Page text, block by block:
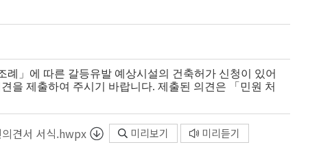
」에 따른 갈등유발 예상시설의 건축허가 신청이 있어
을 제출하여 주시기 바랍니다. 제출된 의견은 「민원 처
견서 서식.hwpx 미리보기 미리듣기